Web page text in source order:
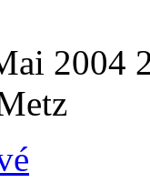
2004